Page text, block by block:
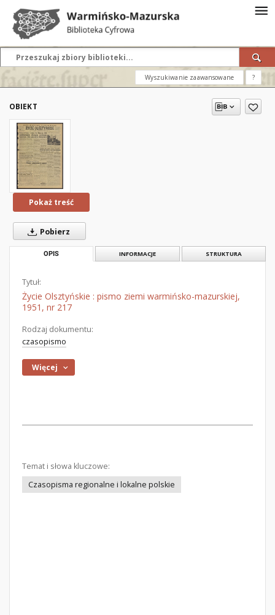
Wyszukiwanie zaawansowane ?
OBIEKT
Pokaż treść
Pobierz
OPIS INFORMACJE STRUKTURA
Tytuł:
Życie Olsztyńskie : pismo ziemi warmińsko-mazurskiej,
1951, nr 217
Rodzaj dokumentu:
czasopismo
Więcej
Temat i słowa kluczowe:
Czasopisma regionalne i lokalne polskie